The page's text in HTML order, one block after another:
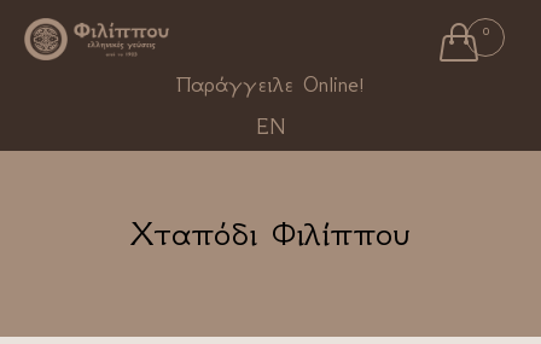
 0
Παράγγειλε Online!
EN
Χταπόδι Φιλίππου